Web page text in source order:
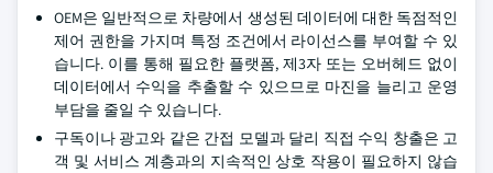
OEM은 일반적으로 차량에서 생성된 데이터에 대한 독점적인
제어 권한을 가지며 특정 조건에서 라이선스를 부여할 수 있
습니다. 이를 통해 필요한 플랫폼, 제3자 또는 오버헤드 없이
데이터에서 수익을 추출할 수 있으므로 마진을 늘리고 운영
부담을 줄일 수 있습니다.
구독이나 광고와 같은 간접 모델과 달리 직접 수익 창출은 고
객 및 서비스 계층과의 지속적인 상호 작용이 필요하지 않습